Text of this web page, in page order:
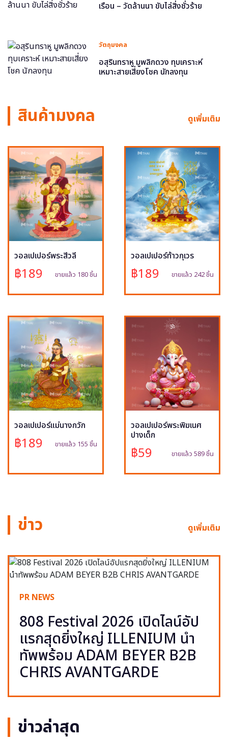
เรือน – วัดล้านนา ขับไล่สิ่งชั่วร้าย
วัตถุมงคล
อสุรินทราหู มูพลิกดวง ทุบเคราะห์
เหมาะสายเสี่ยงโชค นักลงทุน
สินค้ามงคล ดูเพิ่มเติม
วอลเปเปอร์พระสีวลี
฿189 ขายแล้ว 180 ชิ้น
วอลเปเปอร์ท้าวกุเวร
฿189 ขายแล้ว 242 ชิ้น
วอลเปเปอร์แม่นางกวัก
฿189 ขายแล้ว 155 ชิ้น
วอลเปเปอร์พระพิฆเนศ
ปางเด็ก
฿59 ขายแล้ว 589 ชิ้น
ข่าว ดูเพิ่มเติม
PR NEWS
808 Festival 2026 เปิดไลน์อัป
แรกสุดยิ่งใหญ่ ILLENIUM นำ
ทัพพร้อม ADAM BEYER B2B
CHRIS AVANTGARDE
ข่าวล่าสุด